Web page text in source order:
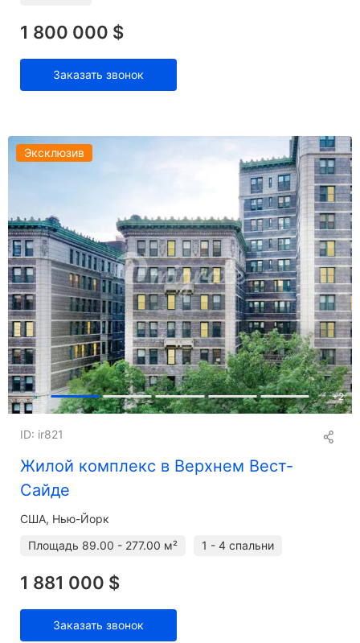
1 800 000 $
Заказать звонок
Эксклюзив
+2
Жилой комплекс в Верхнем Вест-
Сайде
ID: ir821
США, Нью-Йорк
Площадь 89.00 - 277.00 м² 1 - 4 спальни
1 881 000 $
Заказать звонок